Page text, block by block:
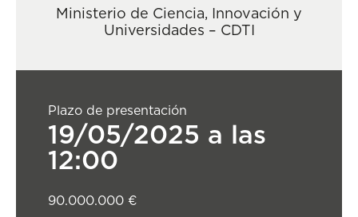
Ministerio de Ciencia, Innovación y
Universidades – CDTI
Plazo de presentación
19/05/2025 a las
12:00
90.000.000 €